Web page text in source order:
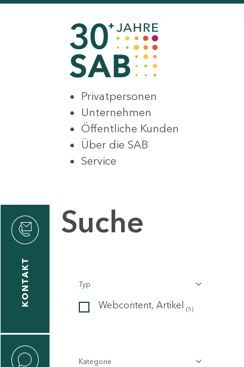
Privatpersonen
Unternehmen
Öffentliche Kunden
Über die SAB
Service
KONTAKT
Suche
Typ
Webcontent, Artikel (5)
Kategorie